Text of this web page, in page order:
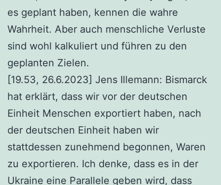
es geplant haben, kennen die wahre
Wahrheit. Aber auch menschliche Verluste
sind wohl kalkuliert und führen zu den
geplanten Zielen.
[19.53, 26.6.2023] Jens Illemann: Bismarck
hat erklärt, dass wir vor der deutschen
Einheit Menschen exportiert haben, nach
der deutschen Einheit haben wir
stattdessen zunehmend begonnen, Waren
zu exportieren. Ich denke, dass es in der
Ukraine eine Parallele geben wird, dass